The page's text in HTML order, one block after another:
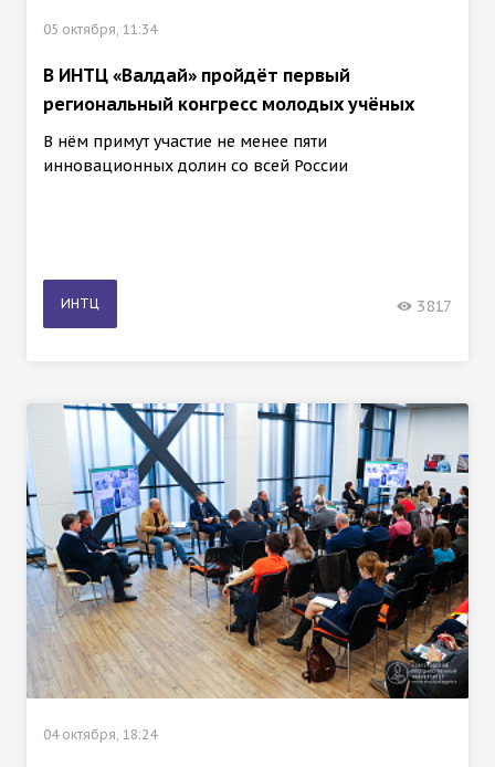
05 октября, 11:34
В ИНТЦ «Валдай» пройдёт первый
региональный конгресс молодых учёных
В нём примут участие не менее пяти
инновационных долин со всей России
ИНТЦ 3817
04 октября, 18:24